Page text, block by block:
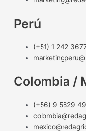
Perú
(+51) 1 242 3677
Colombia /
(+56) 9 5829